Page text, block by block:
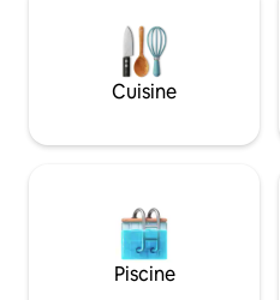
avec un canapé et une
cuisine est entièrement
communique avec le jardin et
par des volets en verre. La
l'italienne. À l'extérieur, un joli patio avec
table et des chaises pour dîner
l'extérieur, et des chaises
transats pour se détendre au
Cuisine
Piscine